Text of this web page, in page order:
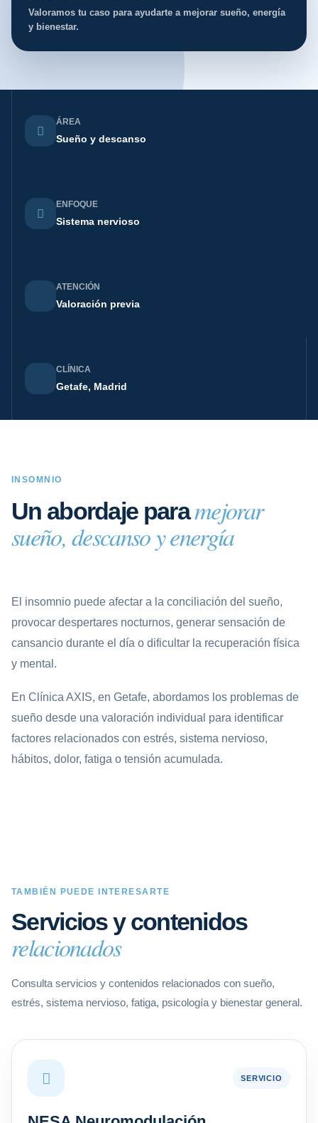
Valoramos tu caso para ayudarte a mejorar sueño, energía
y bienestar.
ÁREA
Sueño y descanso
ENFOQUE
Sistema nervioso
ATENCIÓN
Valoración previa
CLÍNICA
Getafe, Madrid
INSOMNIO
Un abordaje paramejorar
sueño, descanso y energía
El insomnio puede afectar a la conciliación del sueño,
provocar despertares nocturnos, generar sensación de
cansancio durante el día o dificultar la recuperación física
y mental.
En Clínica AXIS, en Getafe, abordamos los problemas de
sueño desde una valoración individual para identificar
factores relacionados con estrés, sistema nervioso,
hábitos, dolor, fatiga o tensión acumulada.
TAMBIÉN PUEDE INTERESARTE
Servicios y contenidos
relacionados
Consulta servicios y contenidos relacionados con sueño,
estrés, sistema nervioso, fatiga, psicología y bienestar general.
SERVICIO